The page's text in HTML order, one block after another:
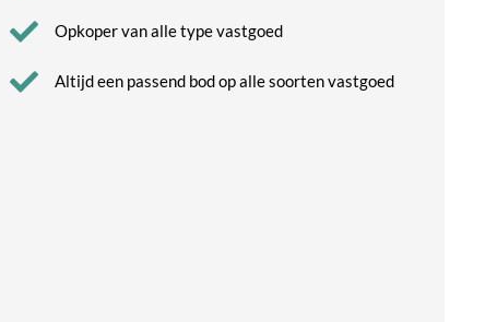
Opkoper van alle type vastgoed
Altijd een passend bod op alle soorten vastgoed